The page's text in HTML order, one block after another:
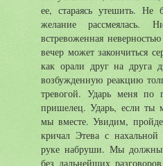
ее, стараясь утешить. Не
желание
встревоженная
вечер может закончиться
как орали друг на друга
возбужденную реакцию
тревогой. Ударь меня по
пришелец. Ударь, если ты
мы вместе. Увидим,
кричал Этева с нахальной
руке набруши. Мы должны
без дальнейших